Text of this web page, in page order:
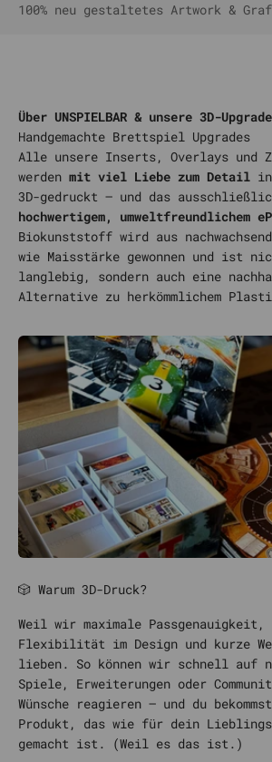
100% neu gestaltetes Artwork &
Über UNSPIELBAR & unsere 3D-
Alle unsere Inserts, Overlays und
werden mit viel Liebe zum Detail
3D-gedruckt – und das
hochwertigem, umweltfreundlichem
Biokunststoff wird aus
wie Maisstärke gewonnen und ist
langlebig, sondern auch eine
Alternative zu herkömmlichem
🎲 Warum 3D-Druck?
Weil wir maximale Passgenauigkeit,
Flexibilität im Design und kurze
lieben. So können wir schnell auf
Spiele, Erweiterungen oder
Wünsche reagieren – und du
Produkt, das wie für dein
gemacht ist. (Weil es das ist.)